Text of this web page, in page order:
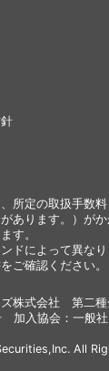
所定の取扱手数
あります。）が
す。
ドによって異な
ご確認ください。
ズ株式会社 第二
加入協会：一般
All